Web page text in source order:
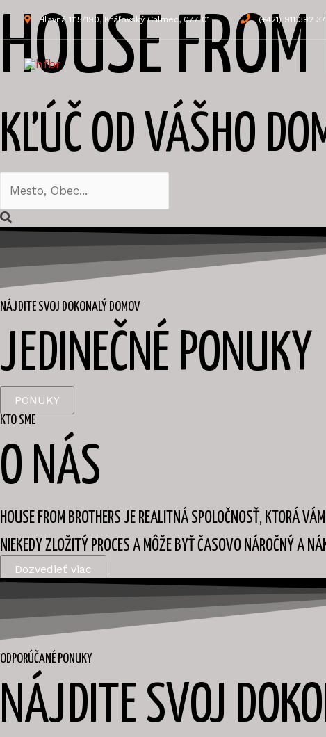
obsah
Hlavná 1115/190, Kráľovský Chlmec, 077 01 (+421) 911 392
HOUSE
KĽÚČ OD VÁŠHO
NÁJDITE SVOJ DOKONALÝ DOMOV
JEDINEČNÉ PONUKY
PONUKY
KTO SME
O NÁS
HOUSE FROM BROTHERS JE REALITNÁ SPOLOČNOSŤ, KTORÁ
NIEKEDY ZLOŽITÝ PROCES A MÔŽE BYŤ ČASOVO NÁROČNÝ A
Dozvedieť viac
ODPORÚČANÉ PONUKY
NÁJDITE SVOJ